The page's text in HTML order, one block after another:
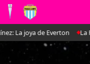
Everton La Roja